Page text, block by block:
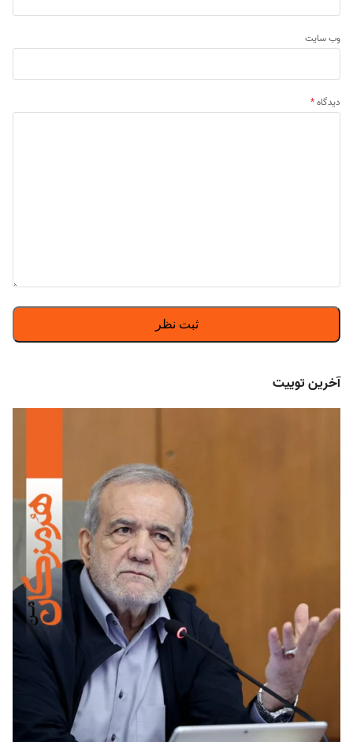
وب‌ سایت
دیدگاه*
آخرین توییت